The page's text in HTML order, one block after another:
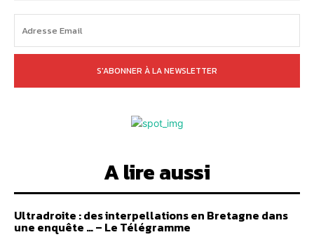
S'ABONNER À LA NEWSLETTER
A lire aussi
Ultradroite : des interpellations en Bretagne dans
une enquête … – Le Télégramme